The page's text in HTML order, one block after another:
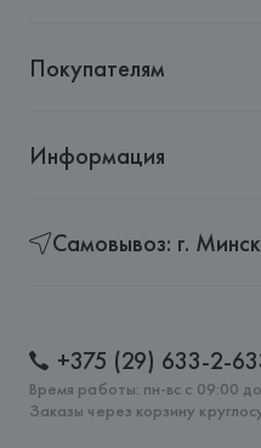
Покупателям
Информация
Самовывоз: г. Минск
+375 (29) 633-2-
Время работы: пн-вс с 09:00
Заказы через корзину